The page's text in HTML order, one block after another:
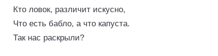
Кто ловок, различит искусно,
Что есть бабло, а что капуста.
Так нас раскрыли?